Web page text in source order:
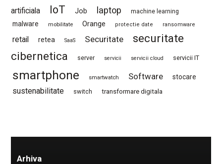
artificiala
IoT Job laptop machine learning
malware mobilitate Orange protectie date ransomware
retail retea SaaS Securitate
securitate
cibernetica
server servicii servicii cloud servicii IT
smartphone smartwatch Software stocare
sustenabilitate switch transformare digitala
Arhiva